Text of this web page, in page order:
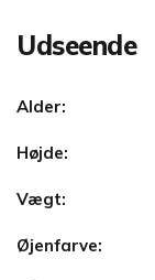
Udseende
Alder:
Højde:
Vægt:
Øjenfarve: